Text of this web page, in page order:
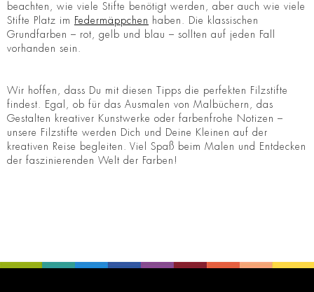
beachten, wie viele Stifte benötigt werden, aber auch wie viele
Stifte Platz im Federmäppchen
haben. Die klassischen
Grundfarben – rot, gelb und blau – sollten auf jeden Fall
vorhanden sein.
Wir hoffen, dass Du mit diesen Tipps die perfekten Filzstifte
findest. Egal, ob für das Ausmalen von Malbüchern, das
Gestalten kreativer Kunstwerke oder farbenfrohe Notizen –
unsere Filzstifte werden Dich und Deine Kleinen auf der
kreativen Reise begleiten. Viel Spaß beim Malen und Entdecken
der faszinierenden Welt der Farben!